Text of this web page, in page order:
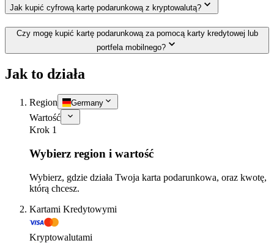
Jak kupić cyfrową kartę podarunkową z kryptowalutą?
Czy mogę kupić kartę podarunkową za pomocą karty kredytowej lub
portfela mobilnego?
Jak to działa
Region Germany
Wartość
Krok 1
Wybierz region i wartość
Wybierz, gdzie działa Twoja karta podarunkowa, oraz kwotę,
którą chcesz.
Kartami Kredytowymi
Kryptowalutami